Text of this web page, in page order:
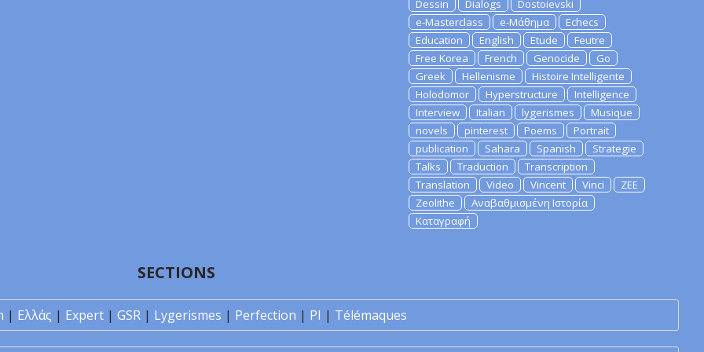
Dessin
Dialogs
Dostoievski
e-Masterclass
e-Μάθημα
Echecs
Education
English Etude
Feutre
Free Korea
French Genocide
Go
Greek
Hellenisme
Histoire Intelligente
Holodomor
Hyperstructure
Intelligence
Interview
Italian lygerismes
Musique
novels
pinterest Poems
Portrait
publication
Sahara Spanish
Strategie
Talks
Traduction
Transcription
Translation
Video Vincent Vinci
ZEE
Zeolithe
Αναβαθμισμένη Ιστορία
Καταγραφή
SECTIONS
| Ελλάς | Expert | GSR | Lygerismes | Perfection | PI | Télémaques